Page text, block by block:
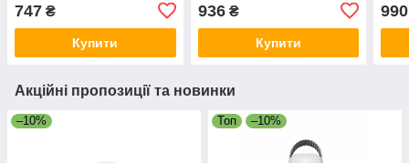
освітленості
(4058075226883)
747 ₴
Купити
білий (4058075504363)
936₴
Купити
990
Акційні пропозиції та новинки
–10% Топ –10%